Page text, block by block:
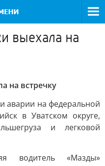
выехала на
на встречку
аварии на федеральной
в Уватском округе,
и легковой
водитель «Мазды»